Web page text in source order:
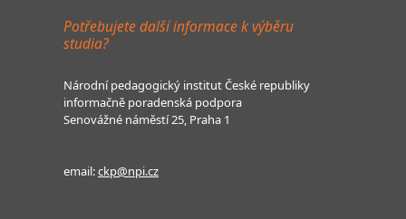
Potřebujete další informace k výběru
studia?
Národní pedagogický institut České republiky
informačně poradenská podpora
Senovážné náměstí 25, Praha 1
email:ckp@npi.cz